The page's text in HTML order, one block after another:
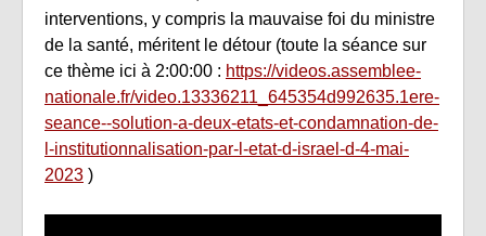
interventions, y compris la mauvaise foi du ministre
de la santé, méritent le détour (toute la séance sur
ce thème ici à 2:00:00 : https://videos.assemblee-
nationale.fr/video.13336211_645354d992635.1ere-
seance--solution-a-deux-etats-et-condamnation-de-
l-institutionnalisation-par-l-etat-d-israel-d-4-mai-
2023 )